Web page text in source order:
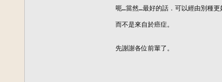
呃…當然…最好的話．可以經由別種更
而不是來自於癌症。
先謝謝各位前輩了。